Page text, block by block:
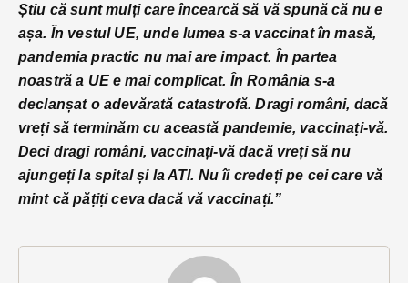
Știu că sunt mulți care încearcă să vă spună că nu e
așa. În vestul UE, unde lumea s-a vaccinat în masă,
pandemia practic nu mai are impact. În partea
noastră a UE e mai complicat. În România s-a
declanșat o adevărată catastrofă. Dragi români, dacă
vreți să terminăm cu această pandemie, vaccinați-vă.
Deci dragi români, vaccinați-vă dacă vreți să nu
ajungeți la spital și la ATI. Nu îi credeți pe cei care vă
mint că pățiți ceva dacă vă vaccinați.”